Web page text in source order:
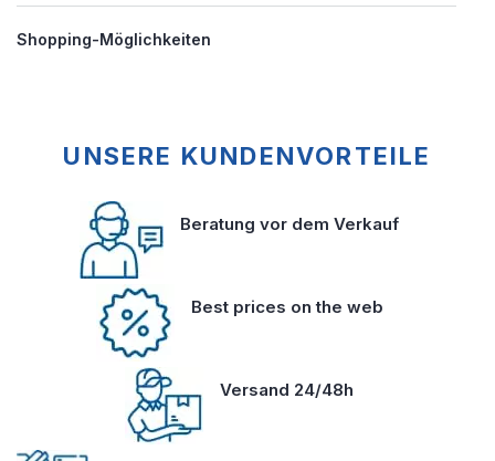
Shopping-Möglichkeiten
UNSERE KUNDENVORTEILE
Beratung vor dem Verkauf
Best prices on the web
Versand 24/48h